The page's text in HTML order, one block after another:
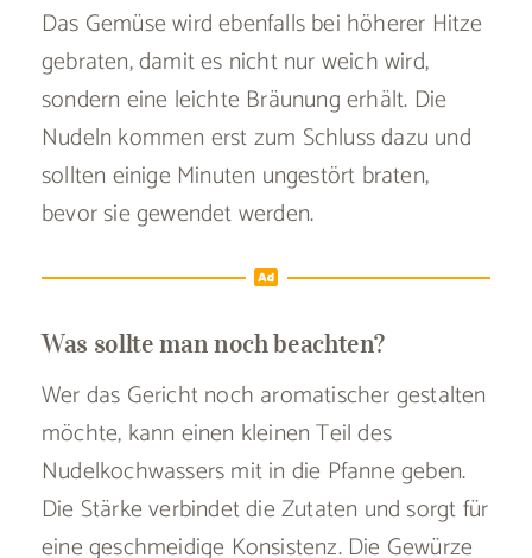
Das Gemüse wird ebenfalls bei höherer Hitze
gebraten, damit es nicht nur weich wird,
sondern eine leichte Bräunung erhält. Die
Nudeln kommen erst zum Schluss dazu und
sollten einige Minuten ungestört braten,
bevor sie gewendet werden.
Was sollte man noch beachten?
Wer das Gericht noch aromatischer gestalten
möchte, kann einen kleinen Teil des
Nudelkochwassers mit in die Pfanne geben.
Die Stärke verbindet die Zutaten und sorgt für
eine geschmeidige Konsistenz. Die Gewürze